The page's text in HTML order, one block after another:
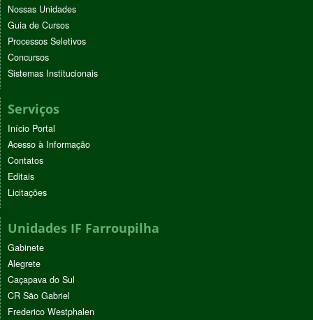
Nossas Unidades
Guia de Cursos
Processos Seletivos
Concursos
Sistemas Institucionais
Serviços
Início Portal
Acesso à Informação
Contatos
Editais
Licitações
Unidades IF Farroupilha
Gabinete
Alegrete
Caçapava do Sul
CR São Gabriel
Frederico Westphalen